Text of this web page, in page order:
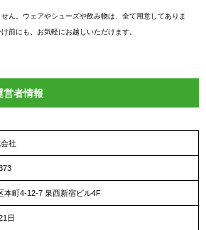
ん。ウェアやシューズや飲み物は、全て用意してありま
前にも、お気軽にお越しいただけます。
営者情報
社
本町4-12-7 泉西新宿ビル4F
日